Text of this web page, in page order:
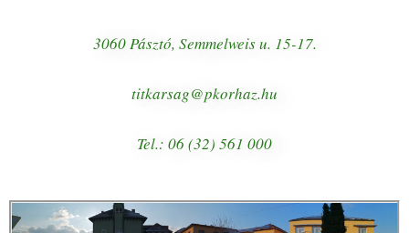
3060 Pásztó, Semmelweis u. 15-17.
titkarsag@pkorhaz.hu
Tel.: 06 (32) 561 000